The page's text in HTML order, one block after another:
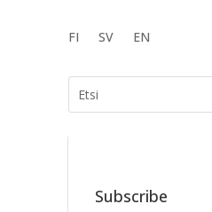
FI SV EN
Subscribe